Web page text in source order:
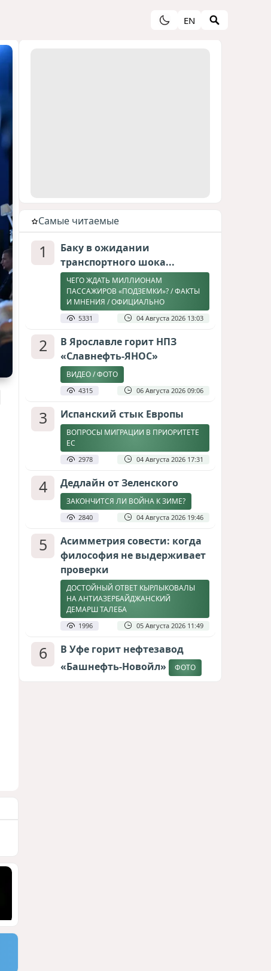
EN
Cамые читаемые
1
Баку в ожидании
транспортного шока...
ЧЕГО ЖДАТЬ МИЛЛИОНАМ
ПАССАЖИРОВ «ПОДЗЕМКИ»? / ФАКТЫ
И МНЕНИЯ / ОФИЦИАЛЬНО
5331 04 Августа 2026 13:03
2
В Ярославле горит НПЗ
«Славнефть-ЯНОС»
ВИДЕО / ФОТО
4315 06 Августа 2026 09:06
3 Испанский стык Европы
ВОПРОСЫ МИГРАЦИИ В ПРИОРИТЕТЕ
ЕС
2978 04 Августа 2026 17:31
4 Дедлайн от Зеленского
ЗАКОНЧИТСЯ ЛИ ВОЙНА К ЗИМЕ?
2840 04 Августа 2026 19:46
5
Асимметрия совести: когда
философия не выдерживает
проверки
ДОСТОЙНЫЙ ОТВЕТ КЫРЛЫКОВАЛЫ
НА АНТИАЗЕРБАЙДЖАНСКИЙ
ДЕМАРШ ТАЛЕБА
1996 05 Августа 2026 11:49
6
В Уфе горит нефтезавод
«Башнефть-Новойл»
ФОТО